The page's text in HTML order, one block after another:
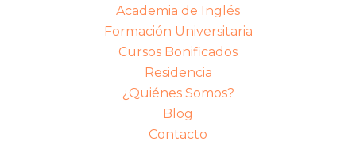
Academia de Inglés
Formación Universitaria
Cursos Bonificados
Residencia
¿Quiénes Somos?
Blog
Contacto